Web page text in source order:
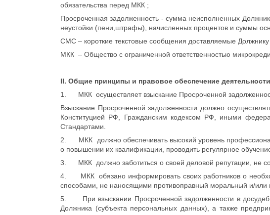
обязательства перед МКК ;
Просроченная задолженность - сумма неисполненных
неустойки (пени,штрафы), начисленных процентов и суммы
СМС – короткие текстовые сообщения доставляемые Должнику
МКК – Общество с ограниченной ответственностью
II. Общие принципы и правовое обеспечение деятельности
1. МКК осуществляет взыскание Просроченной
Взыскание Просроченной задолженности должно
Конституцией РФ, Гражданским кодексом РФ, иными
Стандартами.
2. МКК должно обеспечивать высокий уровень
о повышении их квалификации, проводить регулярное
3. МКК должно заботиться о своей деловой репутации, не
4. МКК обязано информировать своих работников о
способами, не наносящими противоправный моральный и/или
5. При взыскании Просроченной задолженности в
Должника (субъекта персональных данных), а также